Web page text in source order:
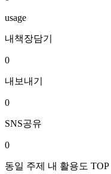
usage
내책장담기
0
내보내기
0
SNS공유
0
동일 주제 내 활용도 TOP